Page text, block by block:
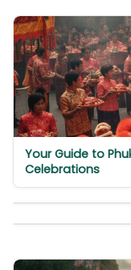
Your Guide to
Celebrations